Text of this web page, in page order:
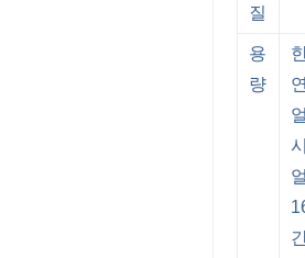
질
용
량